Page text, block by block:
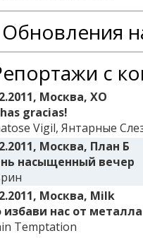
Обновления
с
Москва, XO
gracias!
Vigil, Янтарные
Москва, План Б
насыщенный вечер
Москва, Milk
нас от
Temptation